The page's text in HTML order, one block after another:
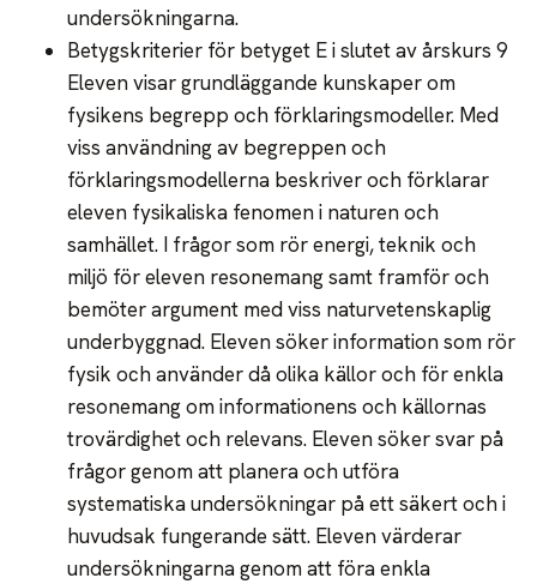
undersökningarna.
Betygskriterier för betyget E i slutet av årskurs 9
Eleven visar grundläggande kunskaper om
fysikens begrepp och förklaringsmodeller. Med
viss användning av begreppen och
förklaringsmodellerna beskriver och förklarar
eleven fysikaliska fenomen i naturen och
samhället. I frågor som rör energi, teknik och
miljö för eleven resonemang samt framför och
bemöter argument med viss naturvetenskaplig
underbyggnad. Eleven söker information som rör
fysik och använder då olika källor och för enkla
resonemang om informationens och källornas
trovärdighet och relevans. Eleven söker svar på
frågor genom att planera och utföra
systematiska undersökningar på ett säkert och i
huvudsak fungerande sätt. Eleven värderar
undersökningarna genom att föra enkla